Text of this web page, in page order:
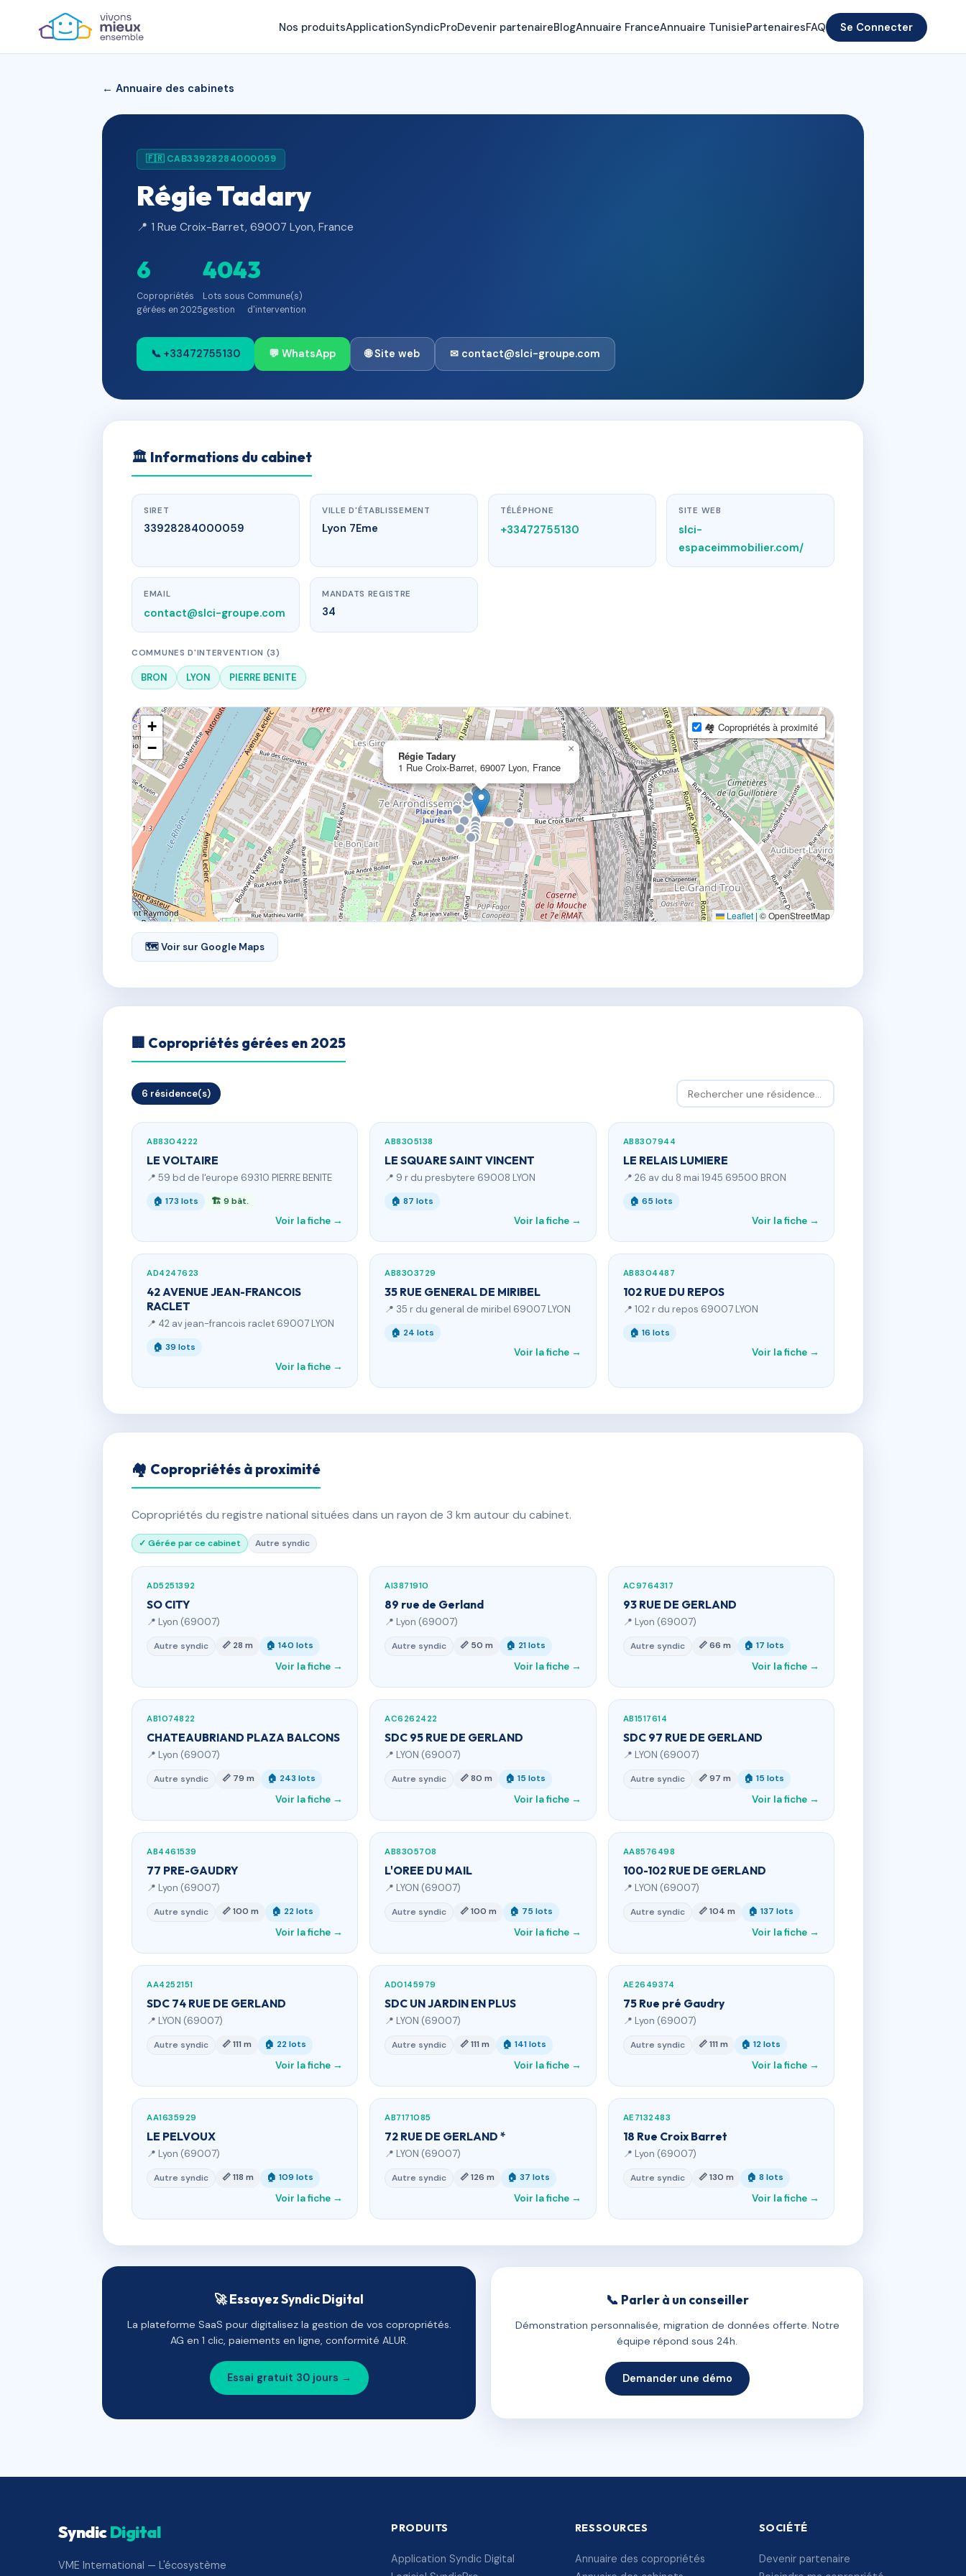
Nos produitsApplicationSyndicProDevenir partenaireBlogAnnuaire FranceAnnuaire TunisiePartenairesFAQ Se Connecter
← Annuaire des cabinets
🇫🇷 CAB33928284000059
Régie Tadary
📍 1 Rue Croix-Barret, 69007 Lyon, France
6
Copropriétés
gérées en 2025
404
Lots sous
gestion
3
Commune(s)
d'intervention
📞 +33472755130 💬 WhatsApp 🌐 Site web ✉ contact@slci-groupe.com
🏛 Informations du cabinet
SIRET
33928284000059
VILLE D'ÉTABLISSEMENT
Lyon 7Eme
TÉLÉPHONE
+33472755130
SITE WEB
slci-
espaceimmobilier.com/
EMAIL
contact@slci-groupe.com
MANDATS REGISTRE
34
COMMUNES D'INTERVENTION (3)
BRON LYON PIERRE BENITE
Régie Tadary
1 Rue Croix-Barret, 69007 Lyon, France
×
+
−
🏘 Copropriétés à proximité
Leaflet | © OpenStreetMap
🗺 Voir sur Google Maps
🏢 Copropriétés gérées en 2025
6 résidence(s)
AB8304222
LE VOLTAIRE
📍 59 bd de l'europe 69310 PIERRE BENITE
🏠 173 lots 🏗 9 bât.
Voir la fiche →
AB8305138
LE SQUARE SAINT VINCENT
📍 9 r du presbytere 69008 LYON
🏠 87 lots
Voir la fiche →
AB8307944
LE RELAIS LUMIERE
📍 26 av du 8 mai 1945 69500 BRON
🏠 65 lots
Voir la fiche →
AD4247623
42 AVENUE JEAN-FRANCOIS
RACLET
📍 42 av jean-francois raclet 69007 LYON
🏠 39 lots
Voir la fiche →
AB8303729
35 RUE GENERAL DE MIRIBEL
📍 35 r du general de miribel 69007 LYON
🏠 24 lots
Voir la fiche →
AB8304487
102 RUE DU REPOS
📍 102 r du repos 69007 LYON
🏠 16 lots
Voir la fiche →
🏘 Copropriétés à proximité
Copropriétés du registre national situées dans un rayon de 3 km autour du cabinet.
✓ Gérée par ce cabinet Autre syndic
AD5251392
SO CITY
📍 Lyon (69007)
Autre syndic 📏 28 m 🏠 140 lots
Voir la fiche →
AI3871910
89 rue de Gerland
📍 Lyon (69007)
Autre syndic 📏 50 m 🏠 21 lots
Voir la fiche →
AC9764317
93 RUE DE GERLAND
📍 Lyon (69007)
Autre syndic 📏 66 m 🏠 17 lots
Voir la fiche →
AB1074822
CHATEAUBRIAND PLAZA BALCONS
📍 Lyon (69007)
Autre syndic 📏 79 m 🏠 243 lots
Voir la fiche →
AC6262422
SDC 95 RUE DE GERLAND
📍 LYON (69007)
Autre syndic 📏 80 m 🏠 15 lots
Voir la fiche →
AB1517614
SDC 97 RUE DE GERLAND
📍 LYON (69007)
Autre syndic 📏 97 m 🏠 15 lots
Voir la fiche →
AB4461539
77 PRE-GAUDRY
📍 Lyon (69007)
Autre syndic 📏 100 m 🏠 22 lots
Voir la fiche →
AB8305708
L'OREE DU MAIL
📍 LYON (69007)
Autre syndic 📏 100 m 🏠 75 lots
Voir la fiche →
AA8576498
100-102 RUE DE GERLAND
📍 LYON (69007)
Autre syndic 📏 104 m 🏠 137 lots
Voir la fiche →
AA4252151
SDC 74 RUE DE GERLAND
📍 LYON (69007)
Autre syndic 📏 111 m 🏠 22 lots
Voir la fiche →
AD0145979
SDC UN JARDIN EN PLUS
📍 LYON (69007)
Autre syndic 📏 111 m 🏠 141 lots
Voir la fiche →
AE2649374
75 Rue pré Gaudry
📍 Lyon (69007)
Autre syndic 📏 111 m 🏠 12 lots
Voir la fiche →
AA1635929
LE PELVOUX
📍 Lyon (69007)
Autre syndic 📏 118 m 🏠 109 lots
Voir la fiche →
AB7171085
72 RUE DE GERLAND *
📍 LYON (69007)
Autre syndic 📏 126 m 🏠 37 lots
Voir la fiche →
AE7132483
18 Rue Croix Barret
📍 Lyon (69007)
Autre syndic 📏 130 m 🏠 8 lots
Voir la fiche →
🚀 Essayez Syndic Digital
La plateforme SaaS pour digitalisez la gestion de vos copropriétés.
AG en 1 clic, paiements en ligne, conformité ALUR.
Essai gratuit 30 jours →
📞 Parler à un conseiller
Démonstration personnalisée, migration de données offerte. Notre
équipe répond sous 24h.
Demander une démo
SyndicDigital
VME International — L'écosystème
PRODUITS
Application Syndic Digital
RESSOURCES
Annuaire des copropriétés
SOCIÉTÉ
Devenir partenaire